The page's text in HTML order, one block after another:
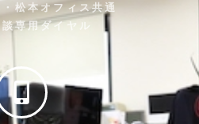
松本オフィス共通
専用ダイヤル